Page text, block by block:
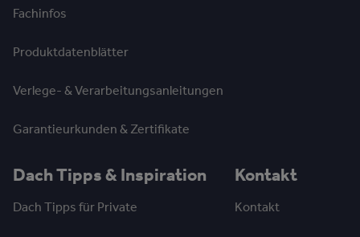
Fachinfos
Produktdatenblätter
Verlege- & Verarbeitungsanleitungen
Garantieurkunden & Zertifikate
Dach Tipps & Inspiration
Dach Tipps für Private
Kontakt
Kontakt